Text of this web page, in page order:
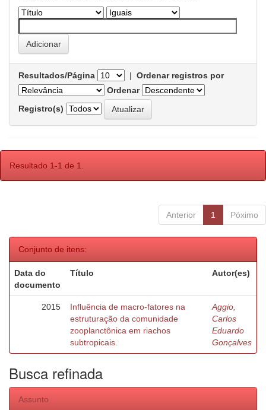
Resultados/Página | Ordenar registros por
Ordenar
Registro(s)
Resultado 1-1 de 1.
Anterior 1 Póximo
Conjunto de itens:
Data do
documento
Título Autor(es)
2015
Influência de macro-fatores na
estruturação da comunidade
zooplanctônica em riachos
subtropicais.
Aggio,
Carlos
Eduardo
Gonçalves
Busca refinada
Assunto